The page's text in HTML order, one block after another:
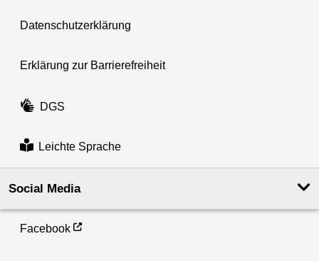
Datenschutzerklärung
Erklärung zur Barrierefreiheit
DGS
Leichte Sprache
Social Media
Facebook